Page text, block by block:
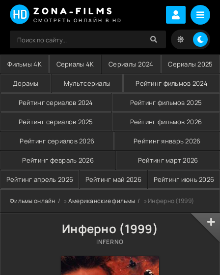
ZONA-FILMS
СМОТРЕТЬ ОНЛАЙН В HD
Фильмы 4K Сериалы 4K Сериалы 2024 Сериалы 2025
Дорамы Мультсериалы Рейтинг фильмов 2024
Рейтинг сериалов 2024 Рейтинг фильмов 2025
Рейтинг сериалов 2025 Рейтинг фильмов 2026
Рейтинг сериалов 2026 Рейтинг январь 2026
Рейтинг февраль 2026 Рейтинг март 2026
Рейтинг апрель 2026 Рейтинг май 2026 Рейтинг июнь 2026
Фильмы онлайн » Американские фильмы » Инферно (1999)
Инферно (1999)
INFERNO